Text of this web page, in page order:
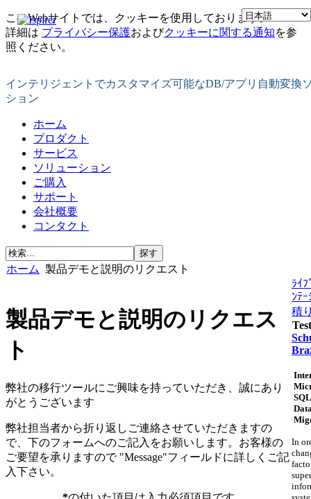
このWebサイトでは、クッキーを使用しております。
詳細は プライバシー保護およびクッキーに関する通知を参
照ください。
インテリジェントでカスタマイズ可能なDB/アプリ自動変換
ション
ホーム
プロダクト
サービス
ソリューション
ご購入
サポート
会社概要
コンタクト
ホーム 製品デモと説明のリクエスト
製品デモと説明のリクエス
ト
弊社の移行ツールにご興味を持っていただき、誠にあり
がとうございます
弊社担当者から折り返しご連絡させていただきますの
で、下のフォームへのご記入をお願いします。お客様の
ご要望を承りますので "Message"フィールドに詳しくご記
入下さい。
ﾗｲﾌ
ﾝﾃｰ
積
In